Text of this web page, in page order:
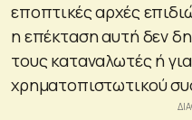
εποπτικές αρχές
η επέκταση αυτή δεν
τους καταναλωτές ή
χρηματοπιστωτικού